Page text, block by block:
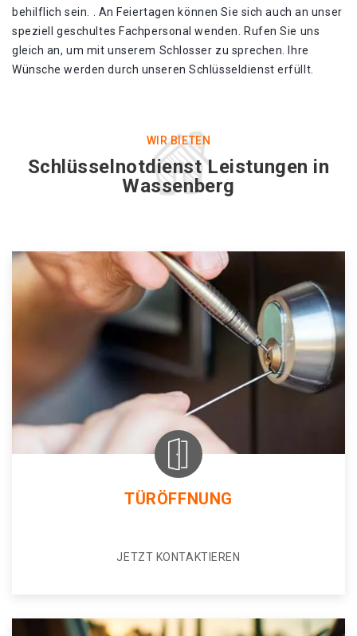
behilflich sein. . An Feiertagen können Sie sich auch an unser
speziell geschultes Fachpersonal wenden. Rufen Sie uns
gleich an, um mit unserem Schlosser zu sprechen. Ihre
Wünsche werden durch unseren Schlüsseldienst erfüllt.
WIR BIETEN
Schlüsselnotdienst Leistungen in
Wassenberg
TÜRÖFFNUNG
JETZT KONTAKTIEREN